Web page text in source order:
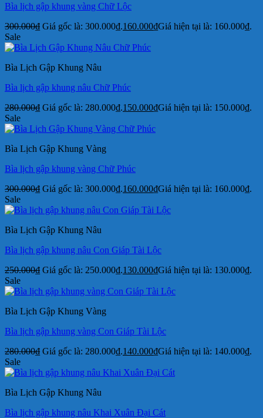
Bìa lịch gập khung vàng Chữ Lộc
300.000₫ Giá gốc là: 300.000₫.160.000₫Giá hiện tại là: 160.000₫.
Sale
Bìa Lịch Gập Khung Nâu
Bìa lịch gập khung nâu Chữ Phúc
280.000₫ Giá gốc là: 280.000₫.150.000₫Giá hiện tại là: 150.000₫.
Sale
Bìa Lịch Gập Khung Vàng
Bìa lịch gập khung vàng Chữ Phúc
300.000₫ Giá gốc là: 300.000₫.160.000₫Giá hiện tại là: 160.000₫.
Sale
Bìa Lịch Gập Khung Nâu
Bìa lịch gập khung nâu Con Giáp Tài Lộc
250.000₫ Giá gốc là: 250.000₫.130.000₫Giá hiện tại là: 130.000₫.
Sale
Bìa Lịch Gập Khung Vàng
Bìa lịch gập khung vàng Con Giáp Tài Lộc
280.000₫ Giá gốc là: 280.000₫.140.000₫Giá hiện tại là: 140.000₫.
Sale
Bìa Lịch Gập Khung Nâu
Bìa lịch gập khung nâu Khai Xuân Đại Cát